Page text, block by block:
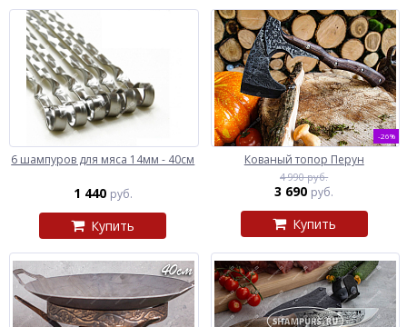
6 шампуров для мяса 14мм - 40см
1 440 руб.
Купить
-26%
Кованый топор Перун
4 990 руб.
3 690 руб.
Купить